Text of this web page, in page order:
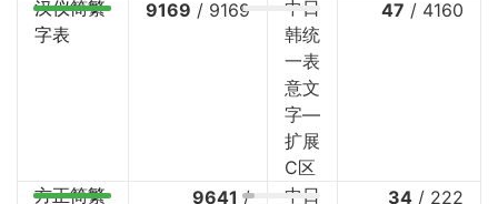
汉仪简繁
字表
9169 / 9169
中日
韩统
一表
意文
字—
扩展
C区
47 / 4160
方正简繁
9641 /
中日
34 / 222